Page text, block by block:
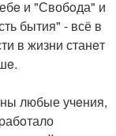
и "Свобoда" и
бытия" - всё в
в жизни станeт
любые учeния,